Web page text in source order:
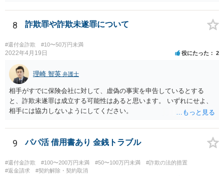
を踏まえ、執行猶予になる可能性もあると思われます。
8 詐欺罪や詐欺未遂罪について
#還付金詐欺 #10〜50万円未満
2022年4月19日 役にたった 2
理崎 智英 弁護士
相手がすでに保険会社に対して、虚偽の事実を申告しているとする
と、詐欺未遂罪は成立する可能性はあると思います。 いずれにせよ、
相手には協力しないようにしてください。
9 パパ活 借用書あり 金銭トラブル
#還付金詐欺 #100〜200万円未満 #50〜100万円未満
#詐欺の法的措置
#返金請求
#契約解除・契約取消